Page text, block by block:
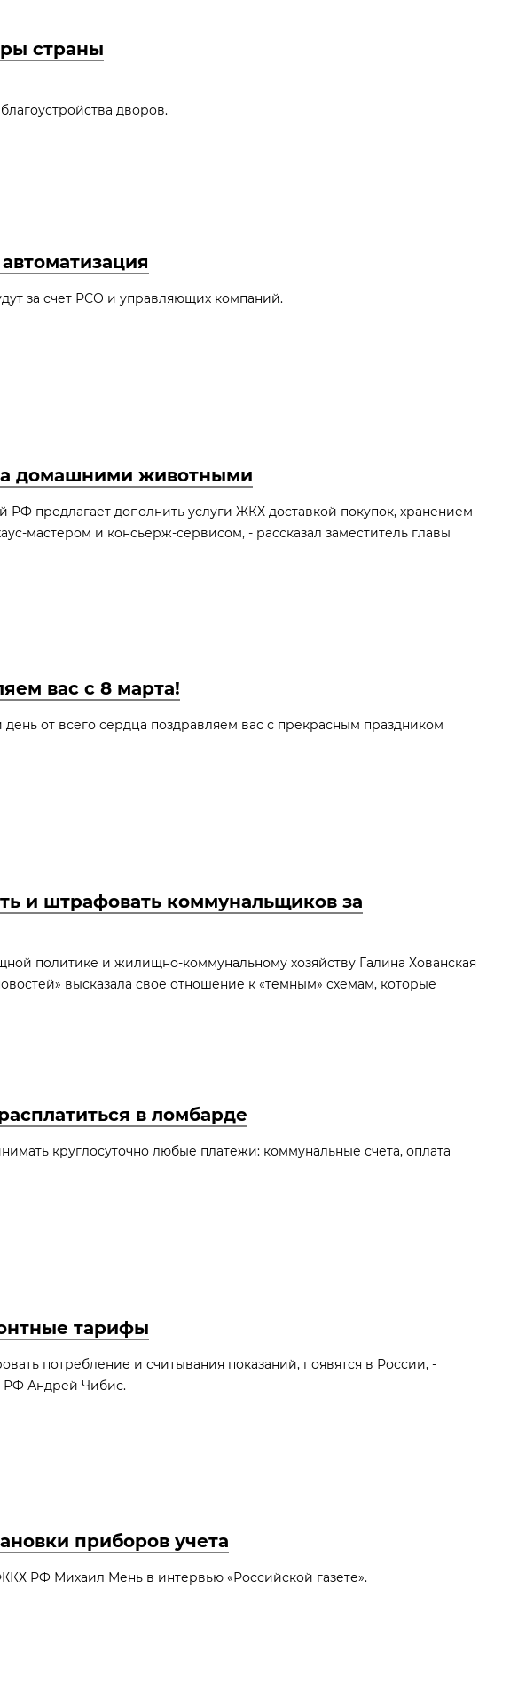
страны
дворов.
за счет РСО и управляющих компаний.
домашними животными
предлагает дополнить услуги ЖКХ доставкой покупок, хранением
мастером и консьерж-сервисом, - рассказал заместитель главы
вас с 8 марта!
от всего сердца поздравляем вас с прекрасным праздником
и штрафовать коммунальщиков за
политике и жилищно-коммунальному хозяйству Галина Хованская
высказала свое отношение к «темным» схемам, которые
в ломбарде
круглосуточно любые платежи: коммунальные счета, оплата
тарифы
потребление и считывания показаний, появятся в России, -
РФ Андрей Чибис.
приборов учета
РФ Михаил Мень в интервью «Российской газете».